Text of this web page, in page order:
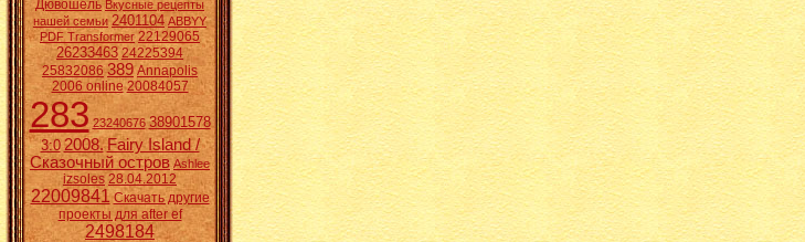
Дювошель Вкусные рецепты
нашей семьи 2401104 ABBYY
PDF Transformer 22129065
26233463 24225394
25832086 389 Annapolis
2006 online 20084057
283 23240676 38901578
3:0 2008. Fairy Island /
Сказочный остров Ashlee
izsoles 28.04.2012
22009841 Скачать другие
проекты для after ef
2498184